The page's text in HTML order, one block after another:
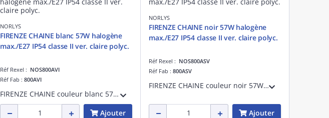
NORLYS
FIRENZE CHAINE blanc 57W halogène
max./E27 IP54 classe II ver. claire polyc.
Réf Rexel : NOS800AVI
Réf Fab : 800AVI
FIRENZE CHAINE couleur blanc 57W halogène max./E27 IP54 classe II verrerie claire polycarbonate
Ajouter
NORLYS
FIRENZE CHAINE noir 57W halogène
max./E27 IP54 classe II ver. claire polyc.
Réf Rexel : NOS800ASV
Réf Fab : 800ASV
FIRENZE CHAINE couleur noir 57W halogène max./E27 IP54 classe II verrerie claire polycarbonate
Ajouter